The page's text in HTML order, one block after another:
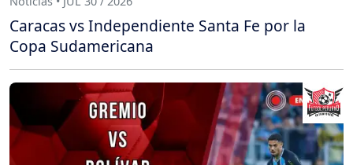
Caracas vs Independiente Santa Fe por la
Copa Sudamericana